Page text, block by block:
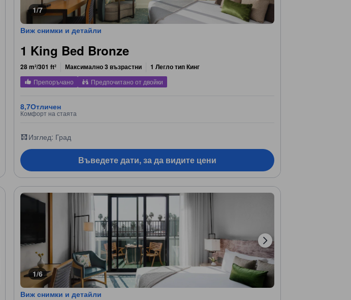
1/7
Виж снимки и детайли
1 King Bed Bronze
28 m²/301 ft² Максимално 3 възрастни 1 Легло тип Кинг
Препоръчано Предпочитано от двойки
8,7Отличен
Комфорт на стаята
Изглед: Град
Въведете дати, за да видите цени
1/6
Виж снимки и детайли